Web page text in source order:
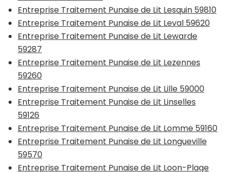
Entreprise Traitement Punaise de Lit Lesquin 59810
Entreprise Traitement Punaise de Lit Leval 59620
Entreprise Traitement Punaise de Lit Lewarde
59287
Entreprise Traitement Punaise de Lit Lezennes
59260
Entreprise Traitement Punaise de Lit Lille 59000
Entreprise Traitement Punaise de Lit Linselles
59126
Entreprise Traitement Punaise de Lit Lomme 59160
Entreprise Traitement Punaise de Lit Longueville
59570
Entreprise Traitement Punaise de Lit Loon-Plage